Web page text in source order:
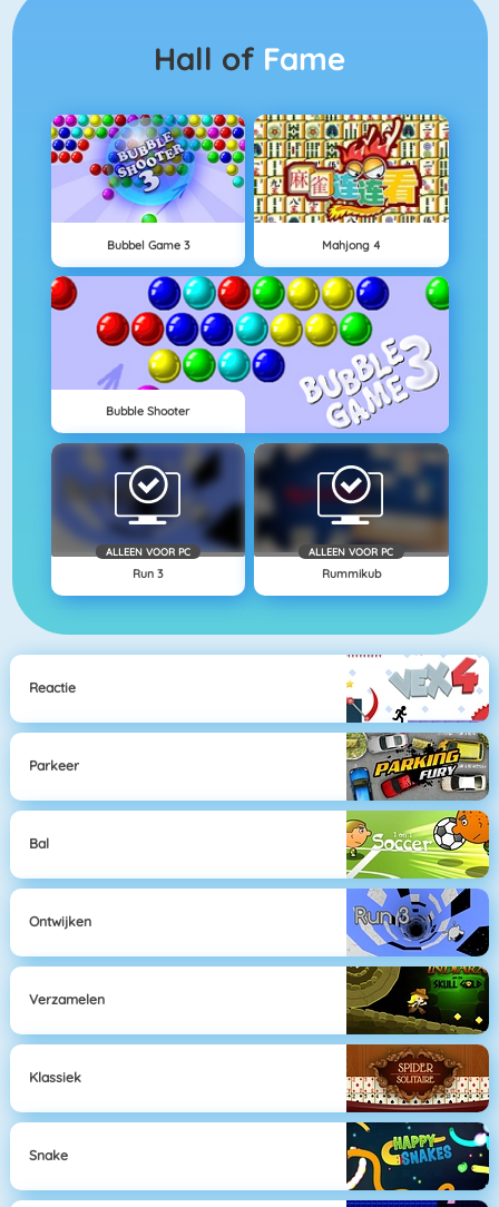
Hall of Fame
Bubbel Game 3 Mahjong 4
Bubble Shooter
ALLEEN VOOR PC
Run 3
ALLEEN VOOR PC
Rummikub
Reactie
Parkeer
Bal
Ontwijken
Verzamelen
Klassiek
Snake